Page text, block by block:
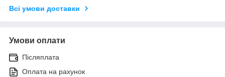
Всі умови доставки
Умови оплати
Післяплата
Оплата на рахунок